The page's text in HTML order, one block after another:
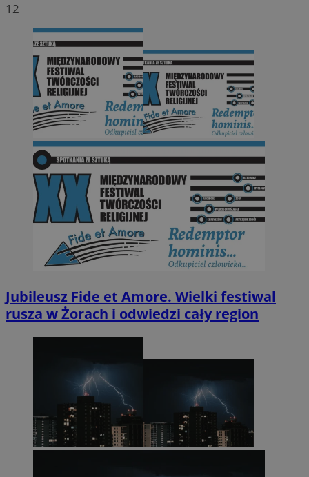
12
Jubileusz Fide et Amore. Wielki festiwal
rusza w Żorach i odwiedzi cały region